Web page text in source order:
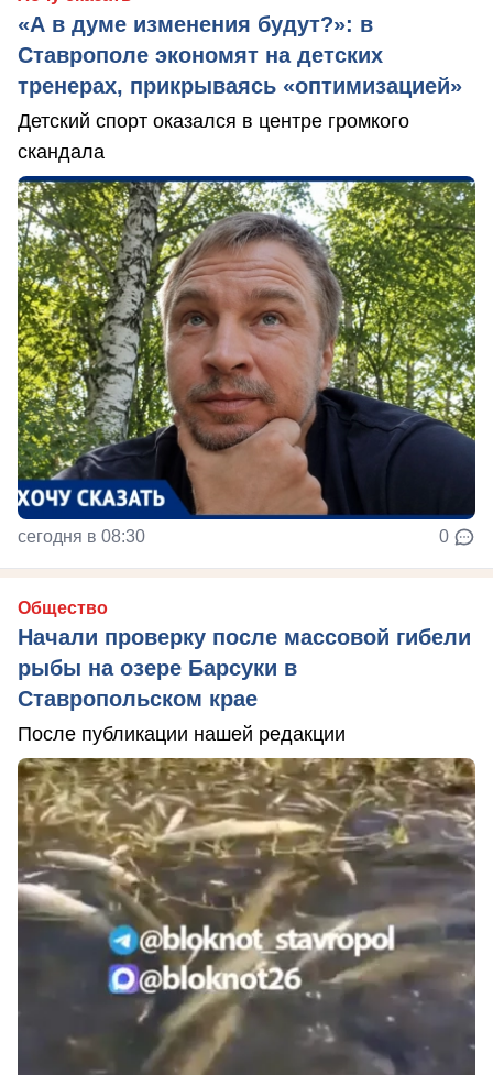
«А в думе изменения будут?»: в
Ставрополе экономят на детских
тренерах, прикрываясь «оптимизацией»
Детский спорт оказался в центре громкого
скандала
сегодня в 08:30 0
Общество
Начали проверку после массовой гибели
рыбы на озере Барсуки в
Ставропольском крае
После публикации нашей редакции